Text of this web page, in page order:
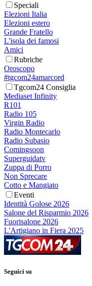
Speciali
Elezioni Italia
Elezioni estero
Grande Fratello
L'isola dei famosi
Amici
Rubriche
Oroscopo
#tgcom24amarcord
Tgcom24 Consiglia
Mediaset Infinity
R101
Radio 105
Virgin Radio
Radio Montecarlo
Radio Subasio
Comingsoon
Superguidatv
Zuppa di Porro
Non Sprecare
Cotto e Mangiato
Eventi
Identità Golose 2026
Salone del Risparmio 2026
Fuorisalone 2026
L'Artigiano in Fiera 2025
Seguici su